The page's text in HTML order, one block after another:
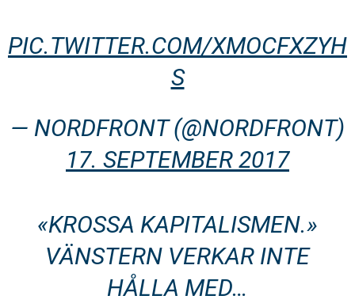
PIC.TWITTER.COM/XMOCFXZYH
S
— NORDFRONT (@NORDFRONT)
17. SEPTEMBER 2017
«KROSSA KAPITALISMEN.»
VÄNSTERN VERKAR INTE
HÅLLA MED…